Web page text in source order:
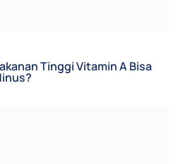
Tinggi Vitamin A Bisa